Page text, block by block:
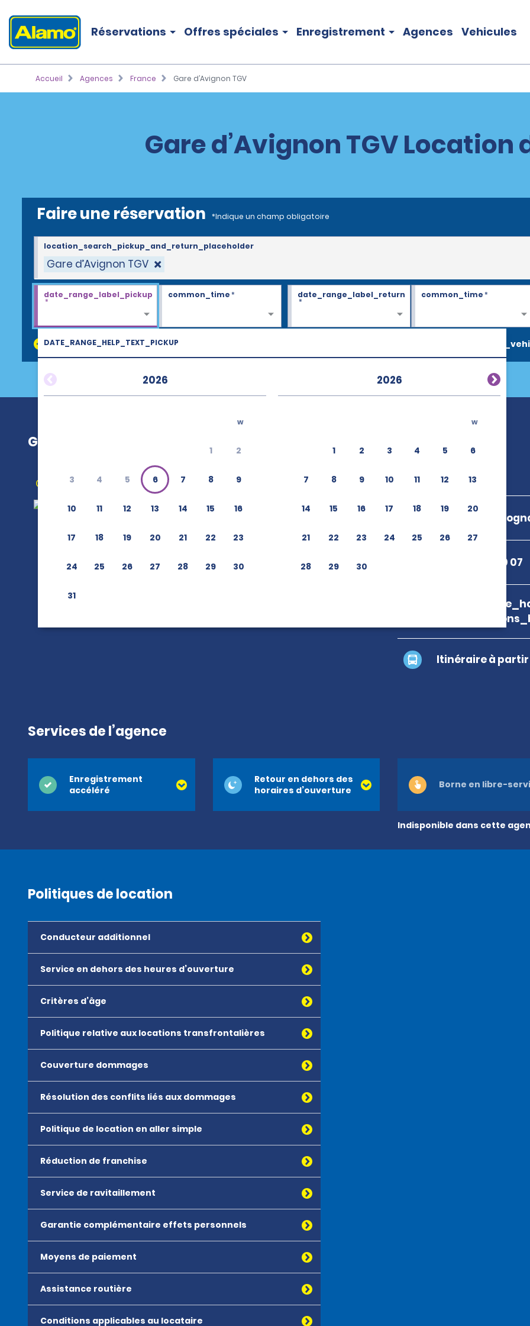
Réservations Offres spéciales Enregistrement Agences Vehicules
Accueil Agences France Gare d’Avignon TGV
Gare d’Avignon TGV Location
Faire une réservation *Indique un champ obligatoire
Gare d’Avignon TGV
location_search_pickup_and_return_placeholder
DATE_RANGE_HELP_TEXT_PICKUP
2026
w
1 2
3 4 5 6 7 8 9
10 11 12 13 14 15 16
17 18 19 20 21 22 23
24 25 26 27 28 29 30
31
2026
w
1 2 3 4 5 6
7 8 9 10 11 12 13
14 15 16 17 18 19 20
21 22 23 24 25 26 27
28 29 30
date_range_label_pickup
*
common_time* date_range_label_return
*
common_time*
discount_codes
Gare d’Avignon TGV
Obtenir un itinéraire
Chem. De
+33 4 90 27 30 07
Itinéraire à
Services de l’agence
Enregistrement
accéléré
Retour en dehors des
horaires d’ouverture
Indisponible dans cette
Borne en libre-
Politiques de location
Conducteur additionnel
Service en dehors des heures d’ouverture
Critères d’âge
Politique relative aux locations transfrontalières
Couverture dommages
Résolution des conflits liés aux dommages
Politique de location en aller simple
Réduction de franchise
Service de ravitaillement
Garantie complémentaire effets personnels
Moyens de paiement
Assistance routière
Conditions applicables au locataire